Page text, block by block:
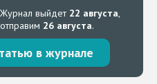
Журнал выйдет 22 августа,
26 августа.
в журнале